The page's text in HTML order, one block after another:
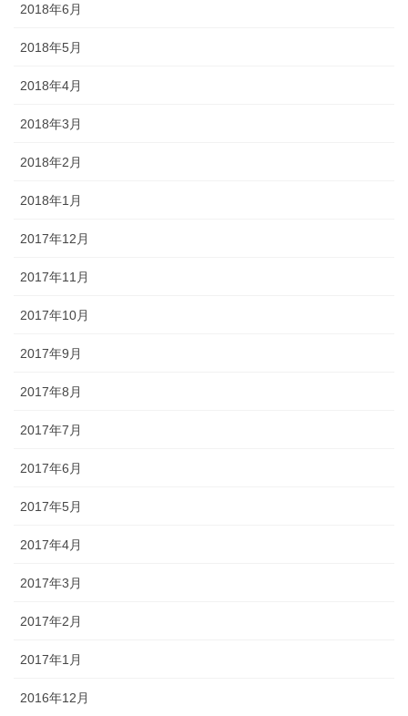
2018年6月
2018年5月
2018年4月
2018年3月
2018年2月
2018年1月
2017年12月
2017年11月
2017年10月
2017年9月
2017年8月
2017年7月
2017年6月
2017年5月
2017年4月
2017年3月
2017年2月
2017年1月
2016年12月